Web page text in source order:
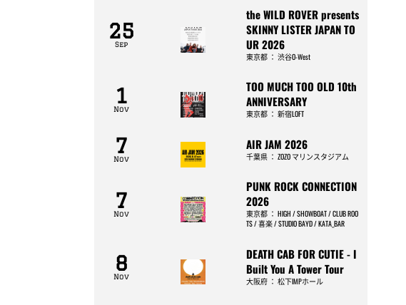
25
Sep
the WILD ROVER presents
SKINNY LISTER JAPAN TO
UR 2026
東京都： 渋谷O-West
1
Nov
TOO MUCH TOO OLD 10th
ANNIVERSARY
東京都： 新宿LOFT
7
Nov
AIR JAM 2026
千葉県： ZOZO マリンスタジアム
7
Nov
PUNK ROCK CONNECTION
2026
東京都： HIGH / SHOWBOAT / CLUB ROO
TS / 喜楽 / STUDIO BAYD / KATA_BAR
8
Nov
DEATH CAB FOR CUTIE - I
Built You A Tower Tour
大阪府： 松下IMPホール